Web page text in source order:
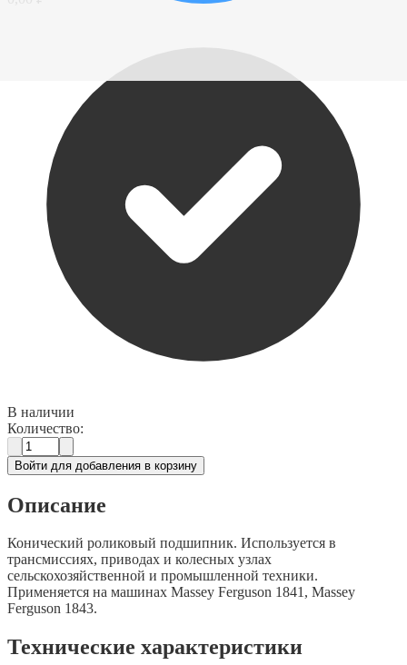
В наличии
Количество:
Войти для добавления в корзину
Описание
Конический роликовый подшипник. Используется в
трансмиссиях, приводах и колесных узлах
сельскохозяйственной и промышленной техники.
Применяется на машинах Massey Ferguson 1841, Massey
Ferguson 1843.
Технические характеристики